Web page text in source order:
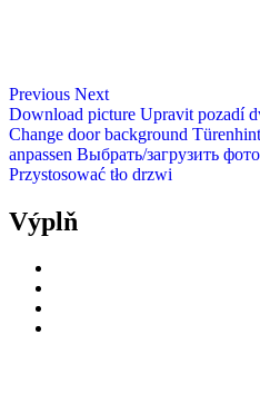
Previous Next
Download picture Upravit pozadí
Change door background
anpassen Выбрать/загрузить фото
Przystosować tło drzwi
Výplň